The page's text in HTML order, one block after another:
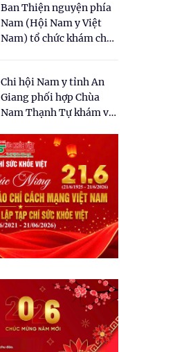
Ban Thiện nguyện phía
Nam (Hội Nam y Việt
Nam) tổ chức khám chữa
dân tại xã Tân Tập
Chi hội Nam y tỉnh An
Giang phối hợp Chùa
Nam Thạnh Tự khám và
nhân dân